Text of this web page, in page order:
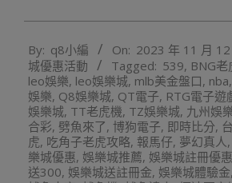
11-
12
By: q8小編 On: 2023 年 11 月 12
城優惠活動
Tagged: 539, BNG老
leo娛樂, leo娛樂城, mlb美金盤口, nba,
娛樂, Q8娛樂城, QT電子, RTG電子遊
娛樂城, TT老虎機, TZ娛樂城, 九州娛
合彩, 劈魚來了, 博狗電子, 即時比分,
虎, 吃角子老虎攻略, 報馬仔, 夢幻真人,
樂城優惠, 娛樂城推薦, 娛樂城註冊優
送300, 娛樂城送註冊金, 娛樂城體驗金,